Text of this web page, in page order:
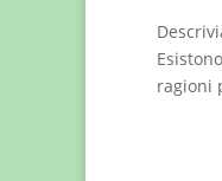
ragioni